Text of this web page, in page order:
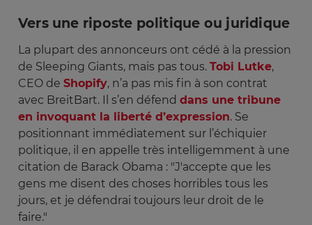
Vers une riposte politique ou juridique
La plupart des annonceurs ont cédé à la pression
de Sleeping Giants, mais pas tous. Tobi Lutke,
CEO de Shopify, n’a pas mis fin à son contrat
avec BreitBart. Il s’en défend dans une tribune
en invoquant la liberté d’expression. Se
positionnant immédiatement sur l’échiquier
politique, il en appelle très intelligemment à une
citation de Barack Obama : "J'accepte que les
gens me disent des choses horribles tous les
jours, et je défendrai toujours leur droit de le
faire."